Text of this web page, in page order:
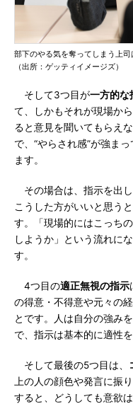
部下のやる気を奪ってしまう上
（出所：ゲッティイメージズ）
そして3つ目が一方的な
て、しかもそれが現場か
ると意見を聞いてもらえ
で、“やらされ感”が強ま
ます。
その場合は、指示を出
こうした方がいいと思う
す。「現場的にはこっち
しようか」という流れに
す。
4つ目の適正無視の指示
の得意・不得意や元々の
とです。人は自分の強み
で、指示は基本的に適性
そして最後の5つ目は、
上の人の顔色や発言に振
すると、どうしても意欲